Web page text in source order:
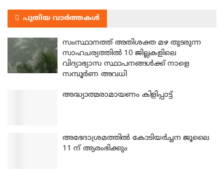
പുതിയ വാർത്തകൾ
സംസ്ഥാനത്ത് അതിശക്ത മഴ തുടരുന്ന
സാഹചര്യത്തിൽ 10 ജില്ലകളിലെ
വിദ്യാഭ്യാസ സ്ഥാപനങ്ങൾക്ക് നാളെ
സമ്പൂർണ അവധി
അദ്ധ്യാത്മരാമായണം കിളിപ്പാട്ട്
അഭേദാശ്രമത്തില്‍ കോടിയര്‍ച്ചന ജൂലൈ
11 ന് ആരംഭിക്കും